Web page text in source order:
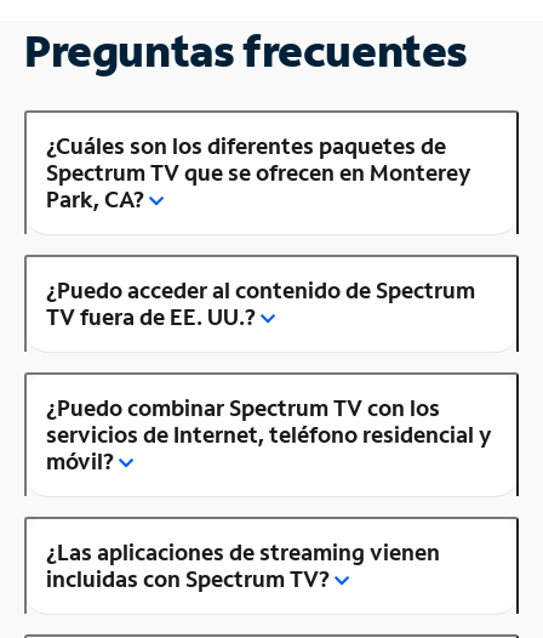
Preguntas frecuentes
¿Cuáles son los diferentes paquetes de
Spectrum TV que se ofrecen en Monterey
Park, CA?
¿Puedo acceder al contenido de Spectrum
TV fuera de EE. UU.?
¿Puedo combinar Spectrum TV con los
servicios de Internet, teléfono residencial y
móvil?
¿Las aplicaciones de streaming vienen
incluidas con Spectrum TV?